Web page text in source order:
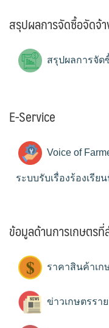
สรุปผลการจัดซื้อจัดจ้
สรุปผลการจัด
E-Service
Voice of
ระบบรับเรื่องร้องเรีย
ข้อมูลด้านการเกษตร
ราคาสินค้าเก
ข่าวเกษตรรา